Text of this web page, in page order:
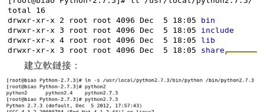
建立軟鏈接：